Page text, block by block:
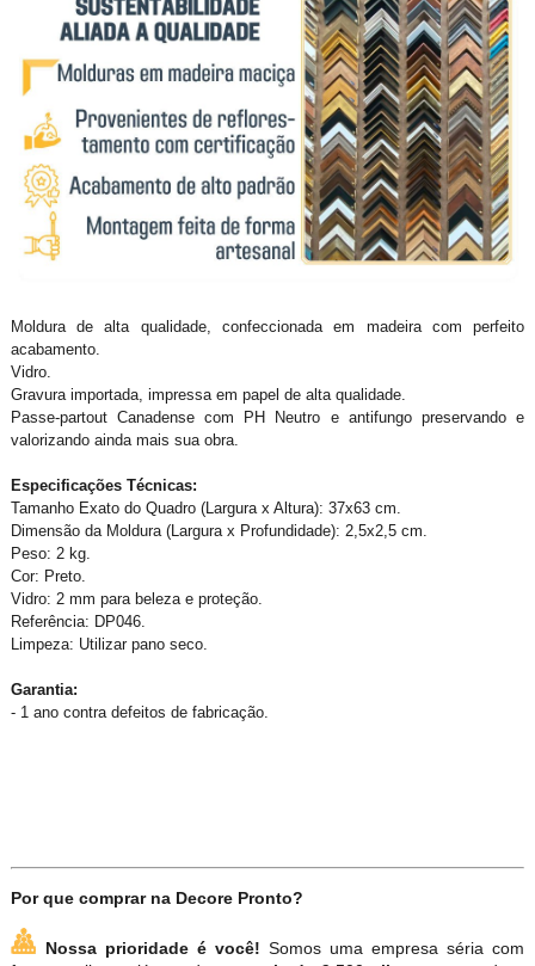
Moldura de alta qualidade, confeccionada em madeira com perfeito
acabamento.
Vidro.
Gravura importada, impressa em papel de alta qualidade.
Passe-partout Canadense com PH Neutro e antifungo preservando e
valorizando ainda mais sua obra.
Especificações Técnicas:
Tamanho Exato do Quadro (Largura x Altura): 37x63 cm.
Dimensão da Moldura (Largura x Profundidade): 2,5x2,5 cm.
Peso: 2 kg.
Cor: Preto.
Vidro: 2 mm para beleza e proteção.
Referência: DP046.
Limpeza: Utilizar pano seco.
Garantia:
- 1 ano contra defeitos de fabricação.
Por que comprar na Decore Pronto?
Nossa prioridade é você! Somos uma empresa séria com